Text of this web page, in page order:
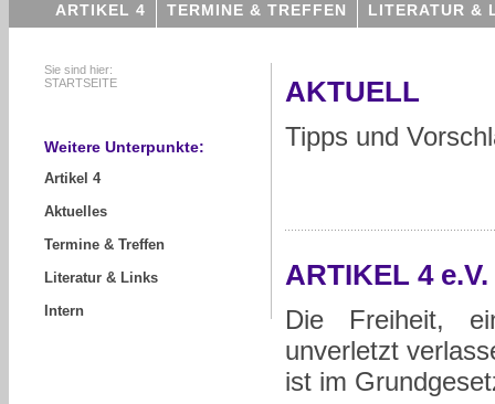
ARTIKEL 4 TERMINE & TREFFEN LITERATUR &
Sie sind hier:
STARTSEITE
Weitere Unterpunkte:
Artikel 4
Aktuelles
Termine & Treffen
Literatur & Links
Intern
AKTUELL
Tipps und
ARTIKEL 4 e.V.
Die Freiheit,
unverletzt
ist im